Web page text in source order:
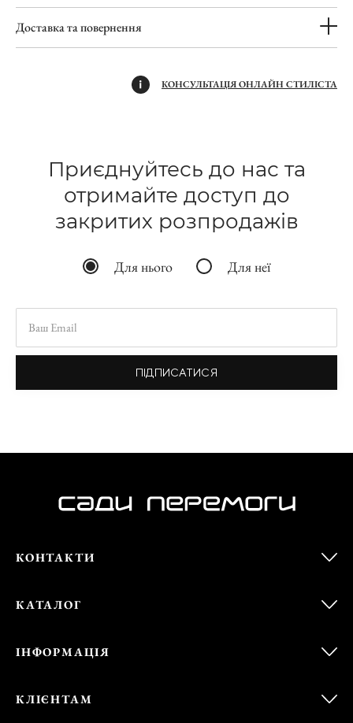
Доставка та повернення
КОНСУЛЬТАЦІЯ ОНЛАЙН СТИЛІСТА
Приєднуйтесь до нас та
отримайте доступ до
закритих розпродажів
Для нього Для неї
ПІДПИСАТИСЯ
КОНТАКТИ
КАТАЛОГ
ІНФОРМАЦІЯ
КЛІЄНТАМ